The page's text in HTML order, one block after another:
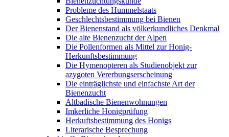
Probleme des Hummelstaats
Geschlechtsbestimmung bei Bienen
Der Bienenstand als völkerkundliches Denkmal
Die alte Bienenzucht der Alpen
Die Pollenformen als Mittel zur Honig-
Herkunftsbestimmung
Die Hymenopteren als Studienobjekt zur
azygoten Vererbungserscheinung
Die einträglichste und einfachste Art der
Bienenzucht
Altbadische Bienenwohnungen
Imkerliche Honigprüfung
Herkuftsbestimmung des Honigs
Literarische Besprechung